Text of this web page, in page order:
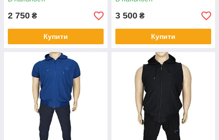
2 750 ₴
Купити
3 500 ₴
Купити